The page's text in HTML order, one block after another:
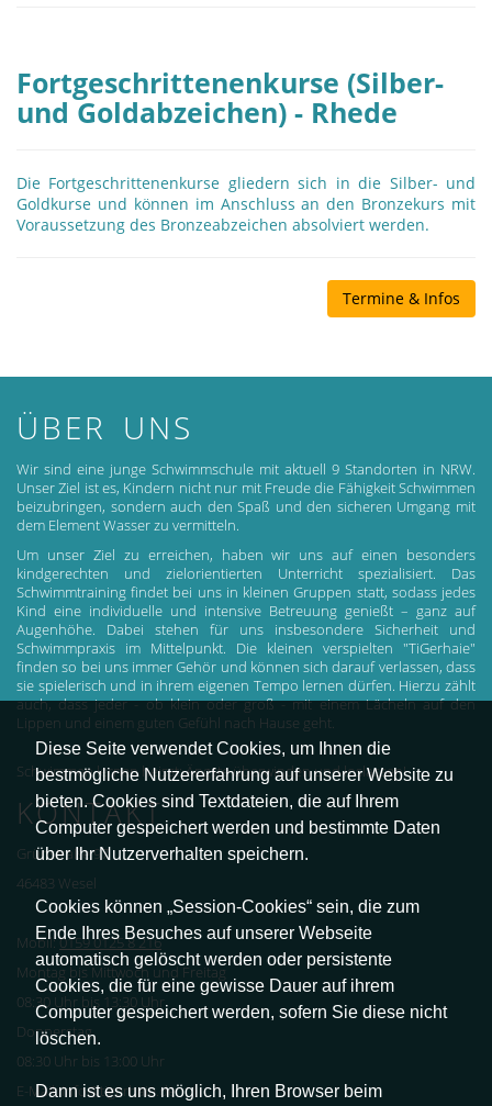
Diese Seite verwendet Cookies, um Ihnen die
bestmögliche Nutzererfahrung auf unserer Website zu
bieten. Cookies sind Textdateien, die auf Ihrem
Computer gespeichert werden und bestimmte Daten
über Ihr Nutzerverhalten speichern.
Cookies können „Session-Cookies“ sein, die zum
Ende Ihres Besuches auf unserer Webseite
automatisch gelöscht werden oder persistente
Cookies, die für eine gewisse Dauer auf ihrem
Computer gespeichert werden, sofern Sie diese nicht
löschen.
Dann ist es uns möglich, Ihren Browser beim
Fortgeschrittenenkurse (Silber-
und Goldabzeichen) - Rhede
Die Fortgeschrittenenkurse gliedern sich in die Silber- und
Goldkurse und können im Anschluss an den Bronzekurs mit
Voraussetzung des Bronzeabzeichen absolviert werden.
Termine & Infos
ÜBER UNS
Wir sind eine junge Schwimmschule mit aktuell 9 Standorten in NRW.
Unser Ziel ist es, Kindern nicht nur mit Freude die Fähigkeit Schwimmen
beizubringen, sondern auch den Spaß und den sicheren Umgang mit
dem Element Wasser zu vermitteln.
Um unser Ziel zu erreichen, haben wir uns auf einen besonders
kindgerechten und zielorientierten Unterricht spezialisiert. Das
Schwimmtraining findet bei uns in kleinen Gruppen statt, sodass jedes
Kind eine individuelle und intensive Betreuung genießt – ganz auf
Augenhöhe. Dabei stehen für uns insbesondere Sicherheit und
Schwimmpraxis im Mittelpunkt. Die kleinen verspielten "TiGerhaie"
finden so bei uns immer Gehör und können sich darauf verlassen, dass
sie spielerisch und in ihrem eigenen Tempo lernen dürfen. Hierzu zählt
auch, dass jeder - ob klein oder groß - mit einem Lächeln auf den
Lippen und einem guten Gefühl nach Hause geht.
Schwimmen lernen heisst: Ängste überwinden und loslassen!
KONTAKT
Grünstraße 97
46483 Wesel
Mobil:0159 0125 8 216
Montag bis Mittwoch und Freitag
08:30 Uhr bis 13:30 Uhr
Donnerstag
08:30 Uhr bis 13:00 Uhr
E-Mail: info@tigerhaie.de